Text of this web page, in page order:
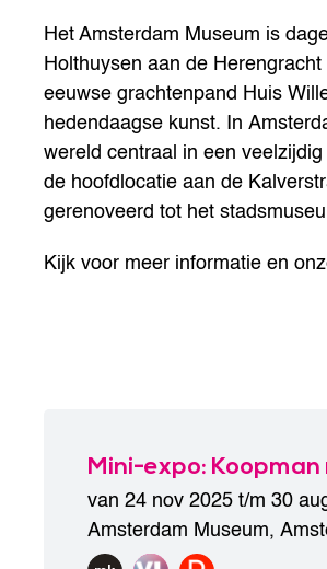
Het Amsterdam Museum is
Holthuysen aan de
eeuwse grachtenpand Huis
hedendaagse kunst. In
wereld centraal in een
de hoofdlocatie aan de
gerenoveerd tot het
Kijk voor meer informatie en
Mini-expo:
van 24 nov 2025 t/m 30
Amsterdam Museum,